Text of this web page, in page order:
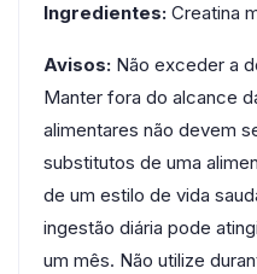
Ingredientes: Creatina
Avisos: Não exceder a
Manter fora do alcance
alimentares não devem
substitutos de uma
de um estilo de vida
ingestão diária pode
um mês. Não utilize